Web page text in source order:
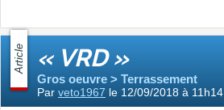
Article « VRD »
Gros oeuvre > Terrassement
Par veto1967 le 12/09/2018 à 11h14